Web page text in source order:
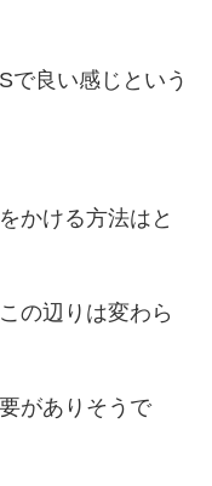
で良い感じという
かける方法はと
の辺りは変わら
がありそうで